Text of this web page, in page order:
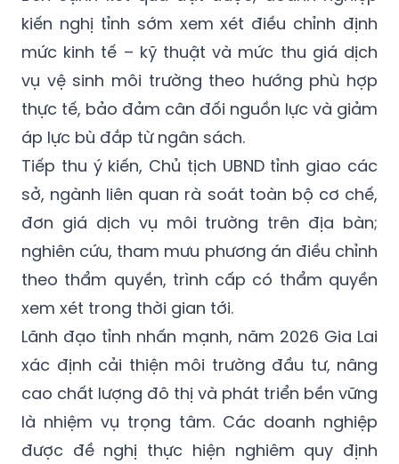
kiến nghị tỉnh sớm xem xét điều chỉnh định
mức kinh tế – kỹ thuật và mức thu giá dịch
vụ vệ sinh môi trường theo hướng phù hợp
thực tế, bảo đảm cân đối nguồn lực và giảm
áp lực bù đắp từ ngân sách.
Tiếp thu ý kiến, Chủ tịch UBND tỉnh giao các
sở, ngành liên quan rà soát toàn bộ cơ chế,
đơn giá dịch vụ môi trường trên địa bàn;
nghiên cứu, tham mưu phương án điều chỉnh
theo thẩm quyền, trình cấp có thẩm quyền
xem xét trong thời gian tới.
Lãnh đạo tỉnh nhấn mạnh, năm 2026 Gia Lai
xác định cải thiện môi trường đầu tư, nâng
cao chất lượng đô thị và phát triển bền vững
là nhiệm vụ trọng tâm. Các doanh nghiệp
được đề nghị thực hiện nghiêm quy định